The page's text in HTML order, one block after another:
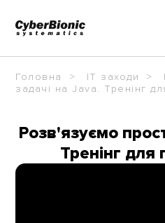
Головна IT заходи
задачі на Java. Тренінг
Розв'язуємо
Тренінг для